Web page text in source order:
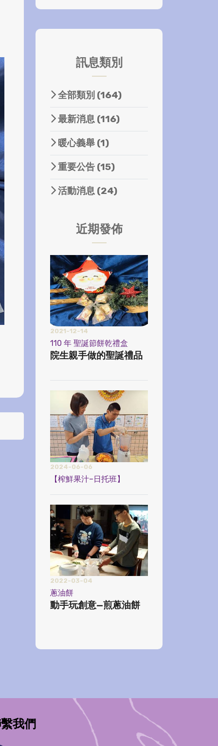
訊息類別
全部類別 (164)
最新消息 (116)
暖心義舉 (1)
重要公告 (15)
活動消息 (24)
近期發佈
2021-12-14
110 年 聖誕節餅乾禮盒
院生親手做的聖誕禮品
2024-06-06
【榨鮮果汁–日托班】
2022-03-04
蔥油餅
動手玩創意—煎蔥油餅
我們